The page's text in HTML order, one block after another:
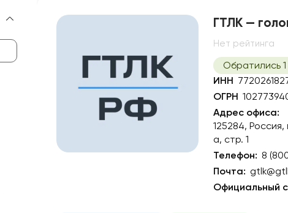
ГТЛК —
Нет рейтинга
Обратились
ИНН
ОГРН
Адрес офиса:
125284,
а, стр. 1
Телефон: 8
Почта:
Официальный